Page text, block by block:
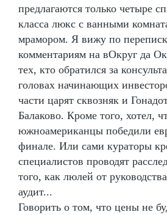
предлагаются только четыре
класса люкс с ванными
мрамором. Я вижу по
комментариям на вОкруг да
тех, кто обратился за
головах начинающих
части царят сквозняк и
Балаково. Кроме того, хотел,
южноамериканцы победили
финале. Или сами кураторы
специалистов проводят
того, как люлей от
аудит...
Говорить о том, что цены не